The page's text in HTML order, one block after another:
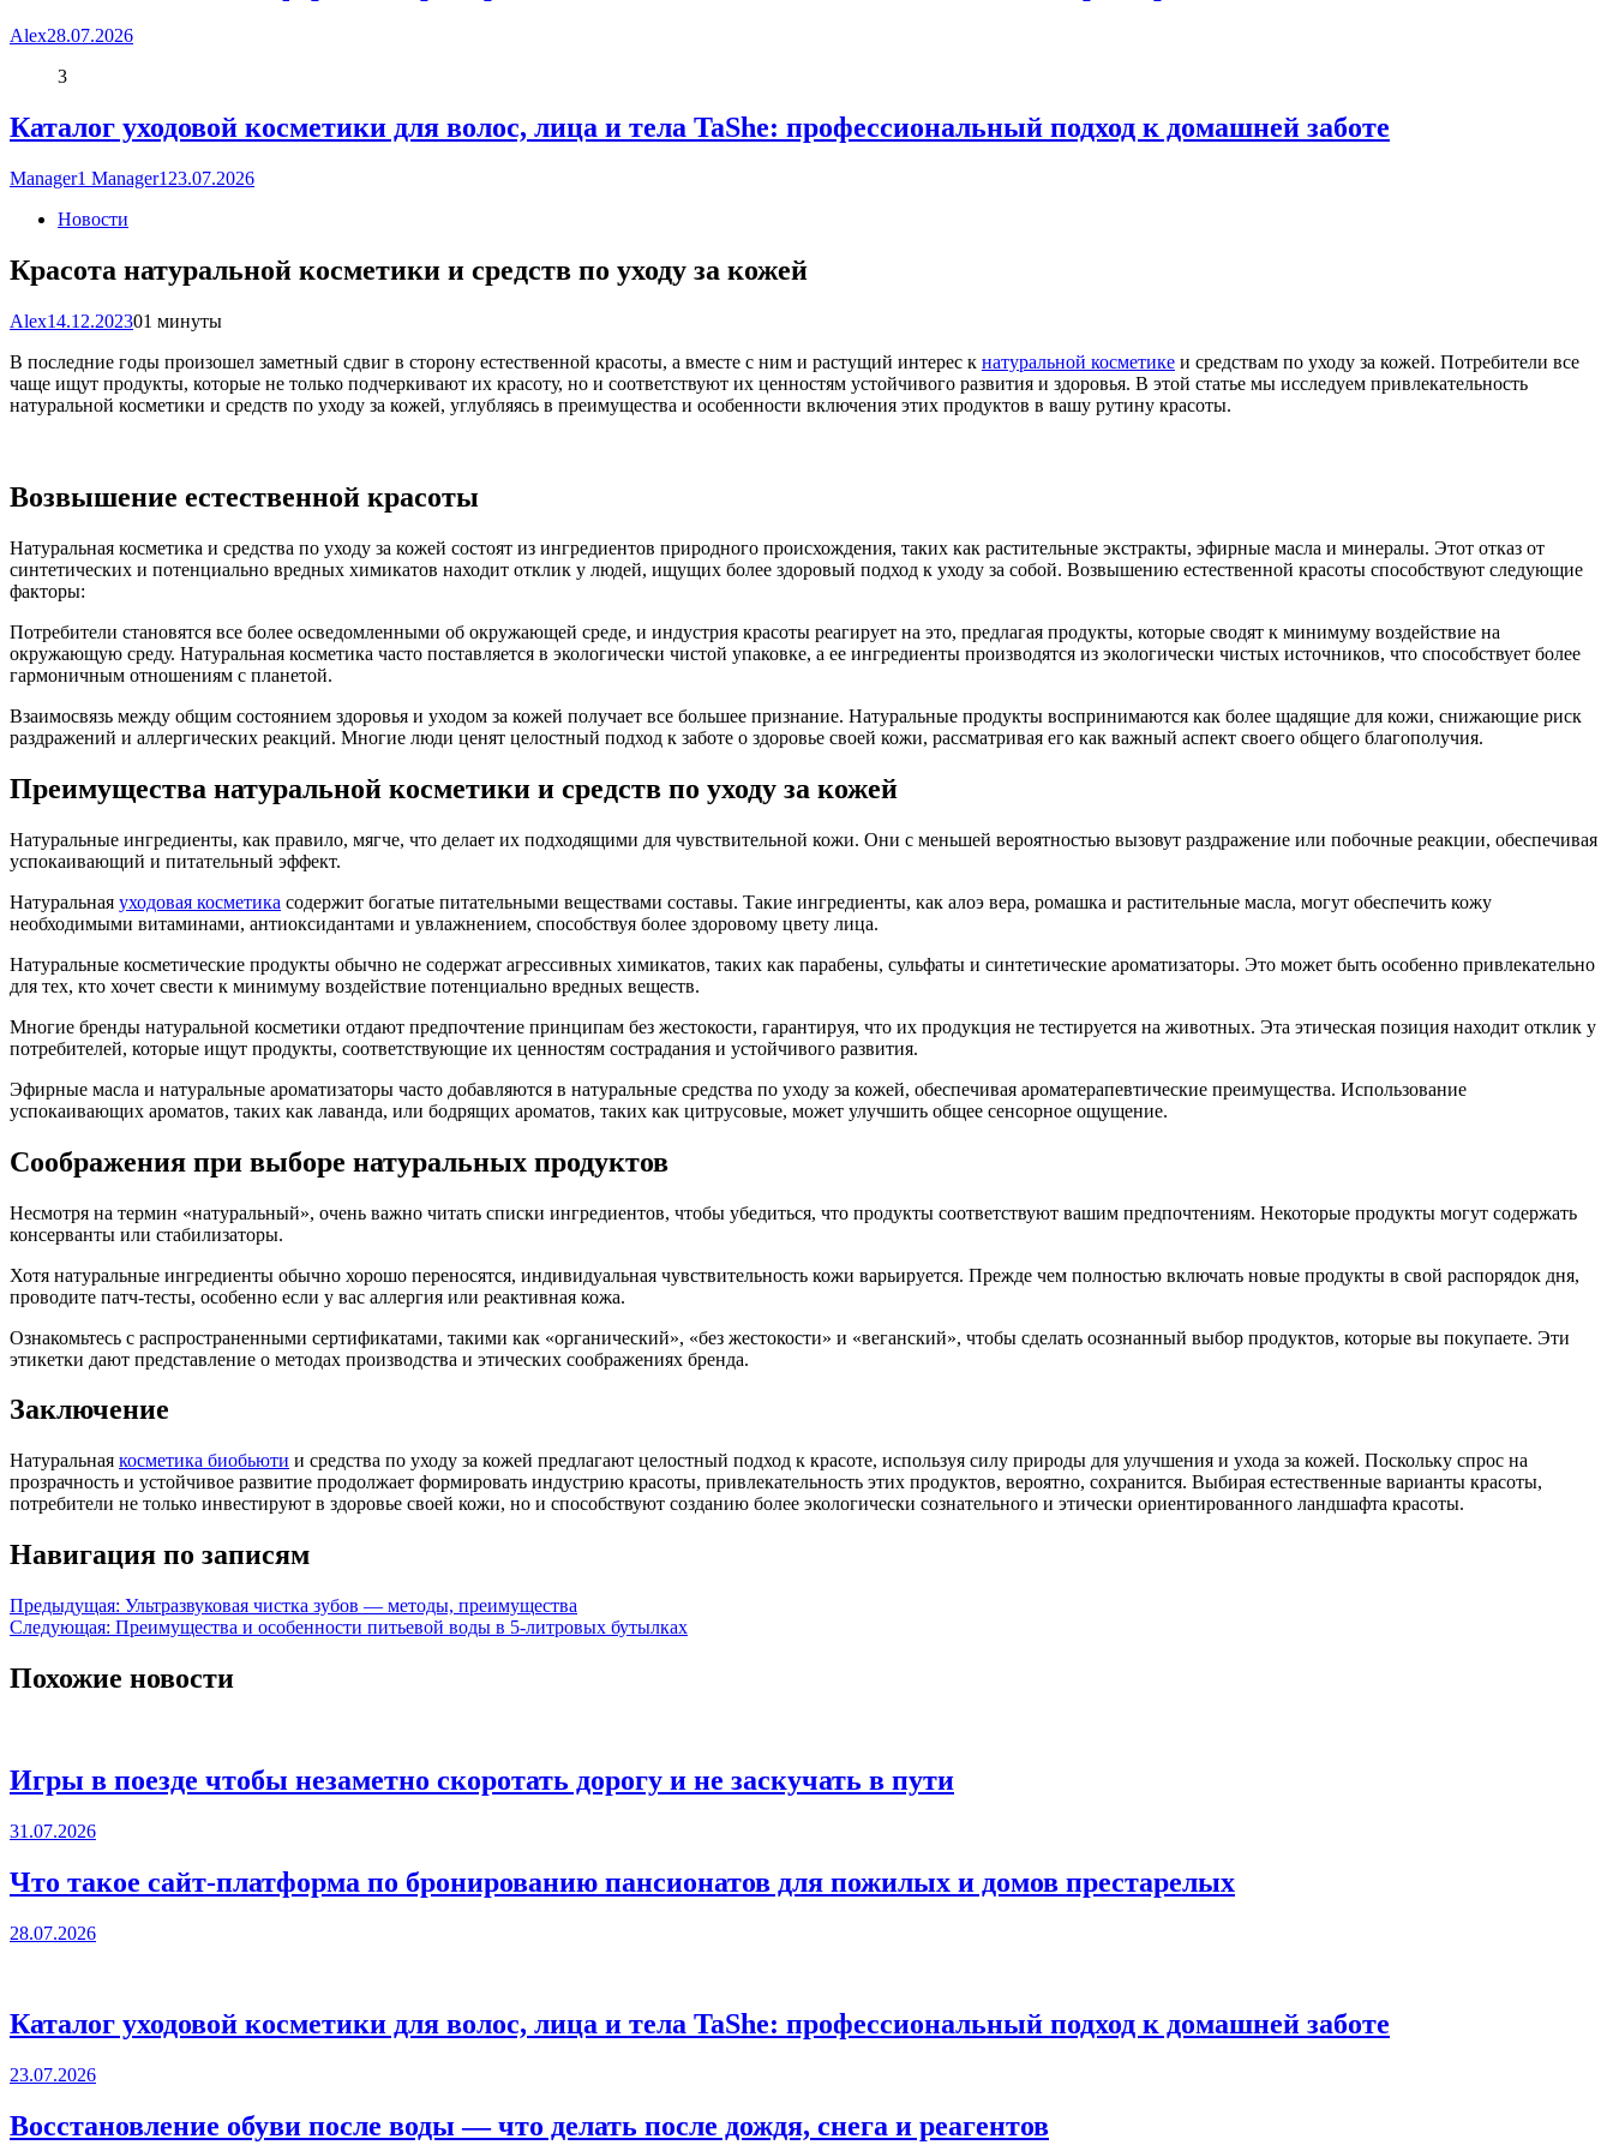
Alex28.07.2026
3
Каталог уходовой косметики для волос, лица и тела TaShe: профессиональный подход к домашней заботе
Manager1 Manager1 23.07.2026
Новости
Красота натуральной косметики и средств по уходу за кожей
Alex14.12.202301 минуты
В последние годы произошел заметный сдвиг в сторону естественной красоты, а вместе с ним и растущий интерес к натуральной косметике и средствам по уходу за кожей. Потребители все
чаще ищут продукты, которые не только подчеркивают их красоту, но и соответствуют их ценностям устойчивого развития и здоровья. В этой статье мы исследуем привлекательность
натуральной косметики и средств по уходу за кожей, углубляясь в преимущества и особенности включения этих продуктов в вашу рутину красоты.
Возвышение естественной красоты
Натуральная косметика и средства по уходу за кожей состоят из ингредиентов природного происхождения, таких как растительные экстракты, эфирные масла и минералы. Этот отказ от
синтетических и потенциально вредных химикатов находит отклик у людей, ищущих более здоровый подход к уходу за собой. Возвышению естественной красоты способствуют следующие
факторы:
Потребители становятся все более осведомленными об окружающей среде, и индустрия красоты реагирует на это, предлагая продукты, которые сводят к минимуму воздействие на
окружающую среду. Натуральная косметика часто поставляется в экологически чистой упаковке, а ее ингредиенты производятся из экологически чистых источников, что способствует более
гармоничным отношениям с планетой.
Взаимосвязь между общим состоянием здоровья и уходом за кожей получает все большее признание. Натуральные продукты воспринимаются как более щадящие для кожи, снижающие риск
раздражений и аллергических реакций. Многие люди ценят целостный подход к заботе о здоровье своей кожи, рассматривая его как важный аспект своего общего благополучия.
Преимущества натуральной косметики и средств по уходу за кожей
Натуральные ингредиенты, как правило, мягче, что делает их подходящими для чувствительной кожи. Они с меньшей вероятностью вызовут раздражение или побочные реакции, обеспечивая
успокаивающий и питательный эффект.
Натуральная уходовая косметика содержит богатые питательными веществами составы. Такие ингредиенты, как алоэ вера, ромашка и растительные масла, могут обеспечить кожу
необходимыми витаминами, антиоксидантами и увлажнением, способствуя более здоровому цвету лица.
Натуральные косметические продукты обычно не содержат агрессивных химикатов, таких как парабены, сульфаты и синтетические ароматизаторы. Это может быть особенно привлекательно
для тех, кто хочет свести к минимуму воздействие потенциально вредных веществ.
Многие бренды натуральной косметики отдают предпочтение принципам без жестокости, гарантируя, что их продукция не тестируется на животных. Эта этическая позиция находит отклик у
потребителей, которые ищут продукты, соответствующие их ценностям сострадания и устойчивого развития.
Эфирные масла и натуральные ароматизаторы часто добавляются в натуральные средства по уходу за кожей, обеспечивая ароматерапевтические преимущества. Использование
успокаивающих ароматов, таких как лаванда, или бодрящих ароматов, таких как цитрусовые, может улучшить общее сенсорное ощущение.
Соображения при выборе натуральных продуктов
Несмотря на термин «натуральный», очень важно читать списки ингредиентов, чтобы убедиться, что продукты соответствуют вашим предпочтениям. Некоторые продукты могут содержать
консерванты или стабилизаторы.
Хотя натуральные ингредиенты обычно хорошо переносятся, индивидуальная чувствительность кожи варьируется. Прежде чем полностью включать новые продукты в свой распорядок дня,
проводите патч-тесты, особенно если у вас аллергия или реактивная кожа.
Ознакомьтесь с распространенными сертификатами, такими как «органический», «без жестокости» и «веганский», чтобы сделать осознанный выбор продуктов, которые вы покупаете. Эти
этикетки дают представление о методах производства и этических соображениях бренда.
Заключение
Натуральная косметика биобьюти и средства по уходу за кожей предлагают целостный подход к красоте, используя силу природы для улучшения и ухода за кожей. Поскольку спрос на
прозрачность и устойчивое развитие продолжает формировать индустрию красоты, привлекательность этих продуктов, вероятно, сохранится. Выбирая естественные варианты красоты,
потребители не только инвестируют в здоровье своей кожи, но и способствуют созданию более экологически сознательного и этически ориентированного ландшафта красоты.
Навигация по записям
Предыдущая: Ультразвуковая чистка зубов — методы, преимущества
Следующая: Преимущества и особенности питьевой воды в 5-литровых бутылках
Похожие новости
Игры в поезде чтобы незаметно скоротать дорогу и не заскучать в пути
31.07.2026
Что такое сайт-платформа по бронированию пансионатов для пожилых и домов престарелых
28.07.2026
Каталог уходовой косметики для волос, лица и тела TaShe: профессиональный подход к домашней заботе
23.07.2026
Восстановление обуви после воды — что делать после дождя, снега и реагентов